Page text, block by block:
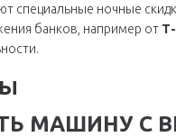
специальные ночные
банков, например от
МАШИНУ С